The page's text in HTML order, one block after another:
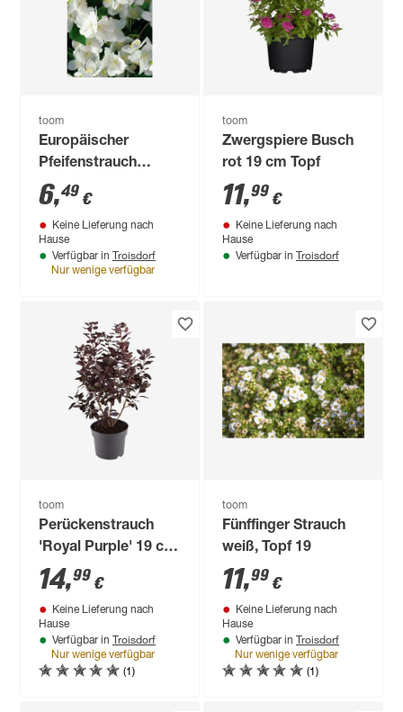
toom
Europäischer
Pfeifenstrauch
'Virginal', 19 cm Topf
6,49 €
Keine Lieferung nach
Hause
Verfügbar in Troisdorf
Nur wenige verfügbar
toom
Zwergspiere Busch
rot 19 cm Topf
11,99 €
Keine Lieferung nach
Hause
Verfügbar in Troisdorf
toom
Perückenstrauch
'Royal Purple' 19 cm
Topf
14,99 €
Keine Lieferung nach
Hause
Verfügbar in Troisdorf
Nur wenige verfügbar
(1)
toom
Fünffinger Strauch
weiß, Topf 19
11,99 €
Keine Lieferung nach
Hause
Verfügbar in Troisdorf
Nur wenige verfügbar
(1)